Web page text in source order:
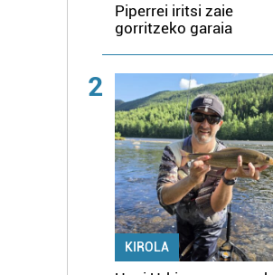
Piperrei iritsi zaie
gorritzeko garaia
2
KIROLA